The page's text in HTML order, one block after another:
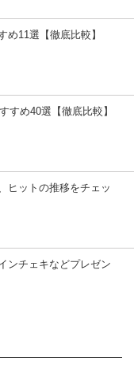
め11選【徹底比較】
すめ40選【徹底比較】
ヒットの推移をチェッ
ンチェキなどプレゼン